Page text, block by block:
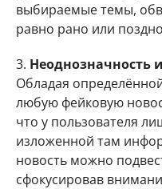
выбираемые темы,
равно рано или
3. Неоднозначность
Обладая
любую фейковую
что у пользователя
изложенной там
новость можно
сфокусировав